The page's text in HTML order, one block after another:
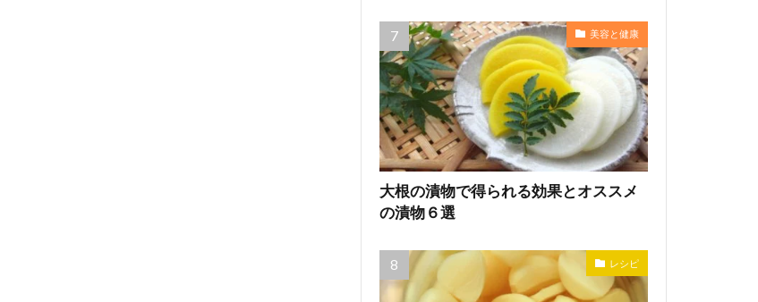
美容と健康
大根の漬物で得られる効果とオススメ
の漬物６選
レシピ